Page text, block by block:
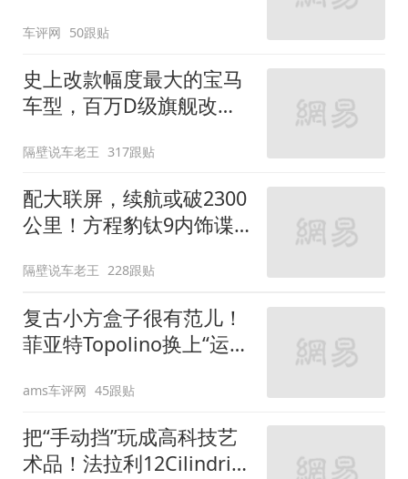
车评网 50跟贴
史上改款幅度最大的宝马
车型，百万D级旗舰改款
下线
隔壁说车老王 317跟贴
配大联屏，续航或破2300
公里！方程豹钛9内饰谍
隔壁说车老王 228跟贴
复古小方盒子很有范儿！
菲亚特Topolino换上“运动
ams车评网 45跟贴
把“手动挡”玩成高科技艺
术品！法拉利12Cilindri